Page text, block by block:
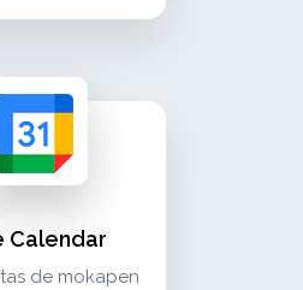
ver las citas de mokapen
Calendar
de mokapen